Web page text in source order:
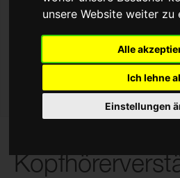
unsere Website weiter zu
Alle
Ich lehne
Einstellungen